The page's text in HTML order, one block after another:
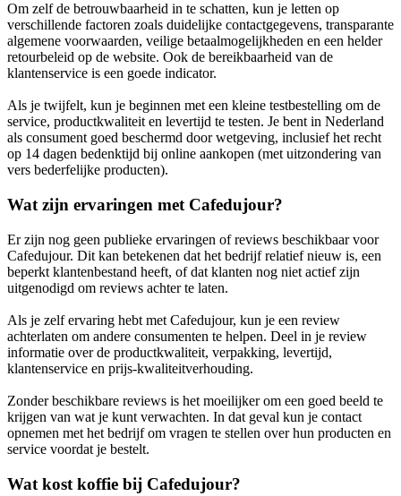
Om zelf de betrouwbaarheid in te schatten, kun je letten op
verschillende factoren zoals duidelijke contactgegevens, transparante
algemene voorwaarden, veilige betaalmogelijkheden en een helder
retourbeleid op de website. Ook de bereikbaarheid van de
klantenservice is een goede indicator.
Als je twijfelt, kun je beginnen met een kleine testbestelling om de
service, productkwaliteit en levertijd te testen. Je bent in Nederland
als consument goed beschermd door wetgeving, inclusief het recht
op 14 dagen bedenktijd bij online aankopen (met uitzondering van
vers bederfelijke producten).
Wat zijn ervaringen met Cafedujour?
Er zijn nog geen publieke ervaringen of reviews beschikbaar voor
Cafedujour. Dit kan betekenen dat het bedrijf relatief nieuw is, een
beperkt klantenbestand heeft, of dat klanten nog niet actief zijn
uitgenodigd om reviews achter te laten.
Als je zelf ervaring hebt met Cafedujour, kun je een review
achterlaten om andere consumenten te helpen. Deel in je review
informatie over de productkwaliteit, verpakking, levertijd,
klantenservice en prijs-kwaliteitverhouding.
Zonder beschikbare reviews is het moeilijker om een goed beeld te
krijgen van wat je kunt verwachten. In dat geval kun je contact
opnemen met het bedrijf om vragen te stellen over hun producten en
service voordat je bestelt.
Wat kost koffie bij Cafedujour?